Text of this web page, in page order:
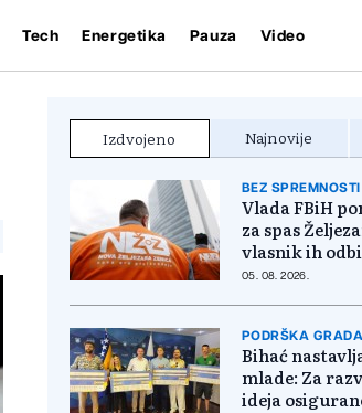
Tech Energetika Pauza Video
Izdvojeno Najnovije
BEZ
Vlada FBiH
za spas
vlasnik ih
05. 08. 2026.
PODRŠKA GRADA
Bihać
mlade: Za
ideja